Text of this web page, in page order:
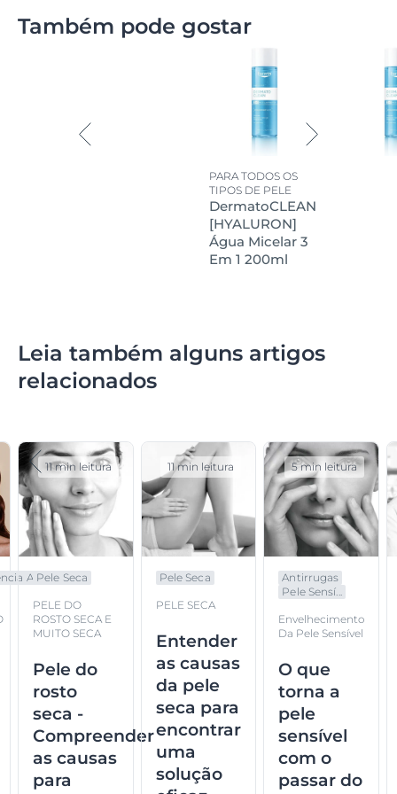
Também pode gostar
PARA TODOS OS
TIPOS DE PELE
DermatoCLEAN
[HYALURON]
Água Micelar 3
Em 1 200ml
Leia também alguns artigos
relacionados
A...Pele Seca
PELE DO
ROSTO SECA E
MUITO SECA
Pele do
rosto
seca -
Compreender
as causas
para
11 min leitura
Pele Seca
PELE SECA
Entender
as causas
da pele
seca para
encontrar
uma
solução
11 min leitura
Antirrugas
Pele Sensí...
Envelhecimento
Da Pele Sensível
O que
torna a
pele
sensível
com o
passar do
5 min leitura